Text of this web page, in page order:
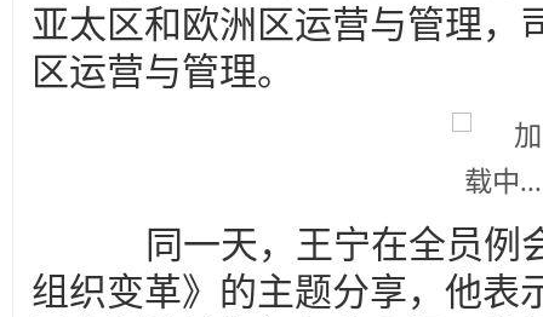
亚太区和欧洲区运营与管理，
区运营与管理。
同一天，王宁在全员例
组织变革》的主题分享，他表